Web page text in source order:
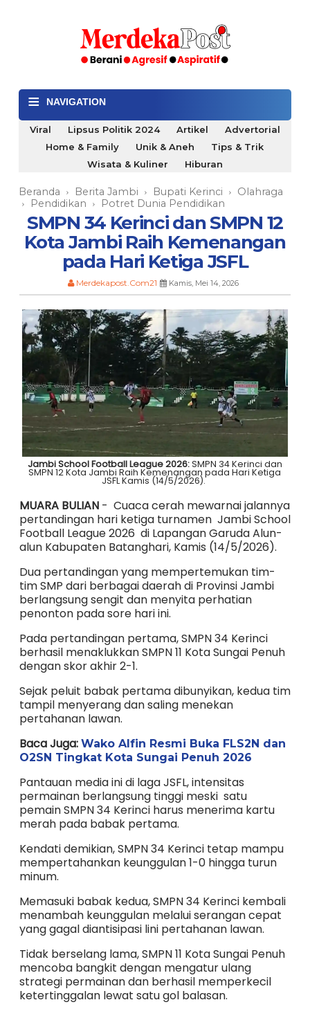
≡ NAVIGATION
Viral Lipsus Politik 2024 Artikel
Advertorial
Home & Family
Unik & Aneh
Tips & Trik
Wisata & Kuliner
Hiburan
Beranda › Berita Jambi › Bupati Kerinci › Olahraga
› Pendidikan › Potret Dunia Pendidikan
SMPN 34 Kerinci dan SMPN 12
Kota Jambi Raih Kemenangan
pada Hari Ketiga JSFL
Merdekapost.Com21 Kamis, Mei 14, 2026
Jambi School Football League 2026:SMPN 34 Kerinci dan
SMPN 12 Kota Jambi Raih Kemenangan pada Hari Ketiga
JSFL Kamis (14/5/2026).
MUARA BULIAN- Cuaca cerah mewarnai jalannya
pertandingan hari ketiga turnamen Jambi School
Football League 2026 di Lapangan Garuda Alun-
alun Kabupaten Batanghari, Kamis (14/5/2026).
Dua pertandingan yang mempertemukan tim-
tim SMP dari berbagai daerah di Provinsi Jambi
berlangsung sengit dan menyita perhatian
penonton pada sore hari ini.
Pada pertandingan pertama, SMPN 34 Kerinci
berhasil menaklukkan SMPN 11 Kota Sungai Penuh
dengan skor akhir 2-1.
Sejak peluit babak pertama dibunyikan, kedua tim
tampil menyerang dan saling menekan
pertahanan lawan.
Baca Juga: Wako Alfin Resmi Buka FLS2N dan
O2SN Tingkat Kota Sungai Penuh 2026
Pantauan media ini di laga JSFL, intensitas
permainan berlangsung tinggi meski satu
pemain SMPN 34 Kerinci harus menerima kartu
merah pada babak pertama.
Kendati demikian, SMPN 34 Kerinci tetap mampu
mempertahankan keunggulan 1-0 hingga turun
minum.
Memasuki babak kedua, SMPN 34 Kerinci kembali
menambah keunggulan melalui serangan cepat
yang gagal diantisipasi lini pertahanan lawan.
Tidak berselang lama, SMPN 11 Kota Sungai Penuh
mencoba bangkit dengan mengatur ulang
strategi permainan dan berhasil memperkecil
ketertinggalan lewat satu gol balasan.